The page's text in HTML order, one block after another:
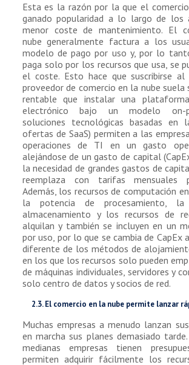
Esta es la razón por la que el
ganado popularidad a lo largo de los
menor coste de mantenimiento. El
nube generalmente factura a los
modelo de pago por uso y, por lo
paga solo por los recursos que usa, se
el coste. Esto hace que suscribirse al
proveedor de comercio en la nube suela
rentable que instalar una
electrónico bajo un modelo on-
soluciones tecnológicas basadas en
ofertas de SaaS) permiten a las
operaciones de TI en un gasto
alejándose de un gasto de capital
la necesidad de grandes gastos de
reemplaza con tarifas mensuales
Además, los recursos de computación
la potencia de procesamiento,
almacenamiento y los recursos de
alquilan y también se incluyen en un
por uso, por lo que se cambia de CapEx
diferente de los métodos de
en los que los recursos solo pueden
de máquinas individuales, servidores y
solo centro de datos y socios de red.
2.3. El comercio en la nube permite lanzar
Muchas empresas a menudo lanzan
en marcha sus planes demasiado
medianas empresas tienen
permiten adquirir fácilmente los